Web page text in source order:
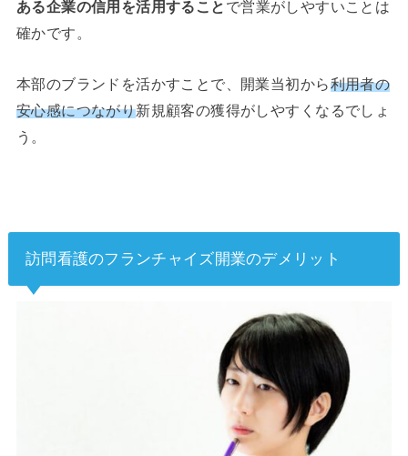
ある企業の信用を活用すること で営業がしやすいことは
確かです。
本部のブランドを活かすことで、開業当初から利用者の
安心感につながり新規顧客の獲得がしやすくなるでしょ
う。
訪問看護のフランチャイズ開業のデメリット